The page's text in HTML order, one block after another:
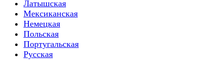
Латышская
Мексиканская
Немецкая
Польская
Португальская
Русская